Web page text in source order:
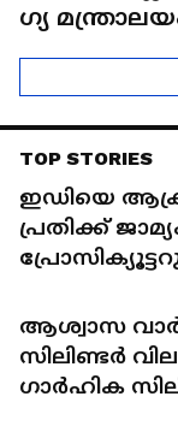
ഗ്യ
TOP STORIES
ഇഡിയെ
പ്രതിക്ക്
ആശ്വാസ
സിലിണ്ടര്‍
ഗാർഹിക